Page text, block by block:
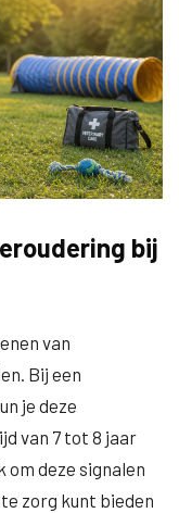
bij
van
Bij een
je deze
van 7 tot 8 jaar
deze signalen
zorg kunt bieden